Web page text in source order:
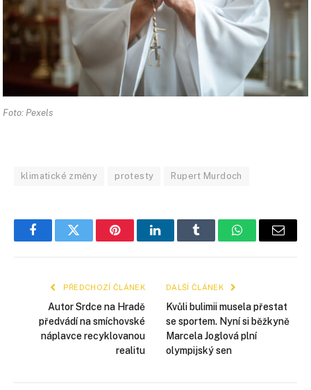
Foto: Pexels
klimatické změny protesty Rupert Murdoch
FacebookTwitter PinterestLinkedInTumblr WhatsApp
E-
PŘEDCHOZÍ ČLÁNEK
Autor Srdce na Hradě
předvádí na smíchovské
náplavce recyklovanou
realitu
DALŠÍ ČLÁNEK
Kvůli bulimii musela přestat
se sportem. Nyní si běžkyně
Marcela Joglová plní
olympijský sen